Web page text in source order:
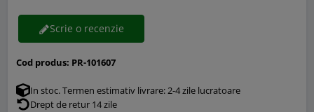
Scrie o recenzie
Cod produs: PR-101607
In stoc. Termen estimativ livrare: 2-4 zile lucratoare
Drept de retur 14 zile